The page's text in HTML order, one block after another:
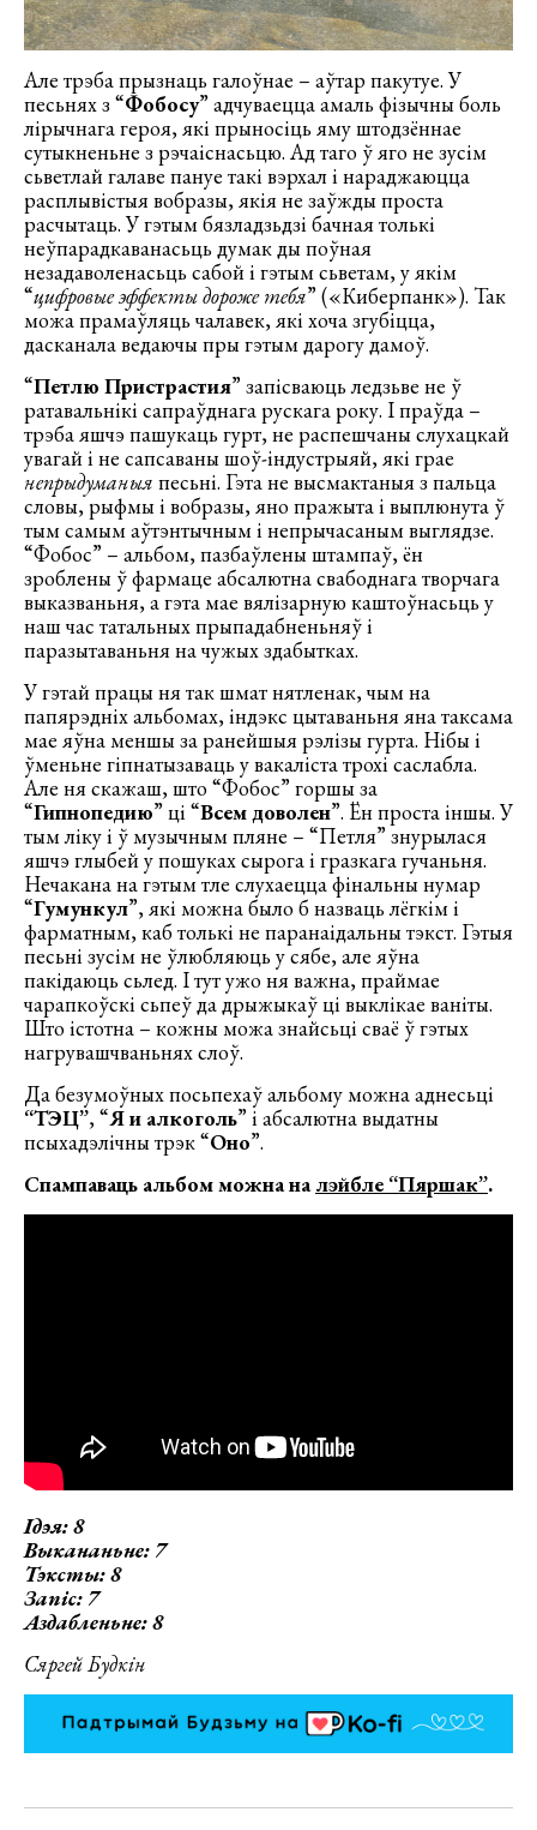
Але трэба прызнаць галоўнае – аўтар пакутуе. У
песьнях з “Фобосу” адчуваецца амаль фізычны боль
лірычнага героя, які прыносіць яму штодзённае
сутыкненьне з рэчаіснасьцю. Ад таго ў яго не зусім
сьветлай галаве пануе такі вэрхал і нараджаюцца
расплывістыя вобразы, якія не заўжды проста
расчытаць. У гэтым бязладзьдзі бачная толькі
неўпарадкаванасьць думак ды поўная
незадаволенасьць сабой і гэтым сьветам, у якім
“цифровые эффекты дороже тебя” («Киберпанк»). Так
можа прамаўляць чалавек, які хоча згубіцца,
дасканала ведаючы пры гэтым дарогу дамоў.
“Петлю Пристрастия” запісваюць ледзьве не ў
ратавальнікі сапраўднага рускага року. І праўда –
трэба яшчэ пашукаць гурт, не распешчаны слухацкай
увагай і не сапсаваны шоў-індустрыяй, які грае
непрыдуманыя песьні. Гэта не высмактаныя з пальца
словы, рыфмы і вобразы, яно пражыта і выплюнута ў
тым самым аўтэнтычным і непрычасаным выглядзе.
“Фобос” – альбом, пазбаўлены штампаў, ён
зроблены ў фармаце абсалютна свабоднага творчага
выказваньня, а гэта мае вялізарную каштоўнасьць у
наш час татальных прыпадабненьняў і
паразытаваньня на чужых здабытках.
У гэтай працы ня так шмат нятленак, чым на
папярэдніх альбомах, індэкс цытаваньня яна таксама
мае яўна меншы за ранейшыя рэлізы гурта. Нібы і
ўменьне гіпнатызаваць у вакаліста трохі саслабла.
Але ня скажаш, што “Фобос” горшы за
“Гипнопедию” ці “Всем доволен”. Ён проста іншы. У
тым ліку і ў музычным пляне – “Петля” знурылася
яшчэ глыбей у пошуках сырога і гразкага гучаньня.
Нечакана на гэтым тле слухаецца фінальны нумар
“Гумункул”, які можна было б назваць лёгкім і
фарматным, каб толькі не паранаідальны тэкст. Гэтыя
песьні зусім не ўлюбляюць у сябе, але яўна
пакідаюць сьлед. І тут ужо ня важна, праймае
чарапкоўскі сьпеў да дрыжыкаў ці выклікае ваніты.
Што істотна – кожны можа знайсьці сваё ў гэтых
нагрувашчваньнях слоў.
Да безумоўных посьпехаў альбому можна аднесьці
“ТЭЦ”, “Я и алкоголь” і абсалютна выдатны
псыхадэлічны трэк “Оно”.
Спампаваць альбом можна налэйбле “Пяршак”.
Ідэя: 8
Выкананьне: 7
Тэксты: 8
Запіс: 7
Аздабленьне: 8
Сяргей Будкін